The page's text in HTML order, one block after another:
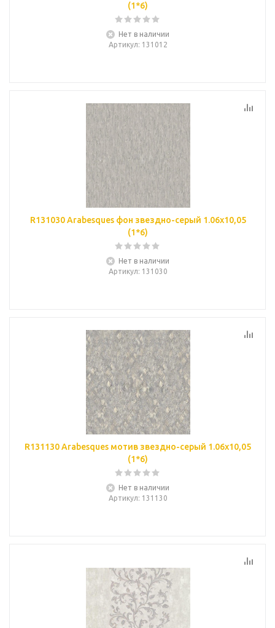
(1*6)
Нет в наличии
Артикул: 131012
R131030 Arabesques фон звездно-серый 1.06х10,05
(1*6)
Нет в наличии
Артикул: 131030
R131130 Arabesques мотив звездно-серый 1.06х10,05
(1*6)
Нет в наличии
Артикул: 131130